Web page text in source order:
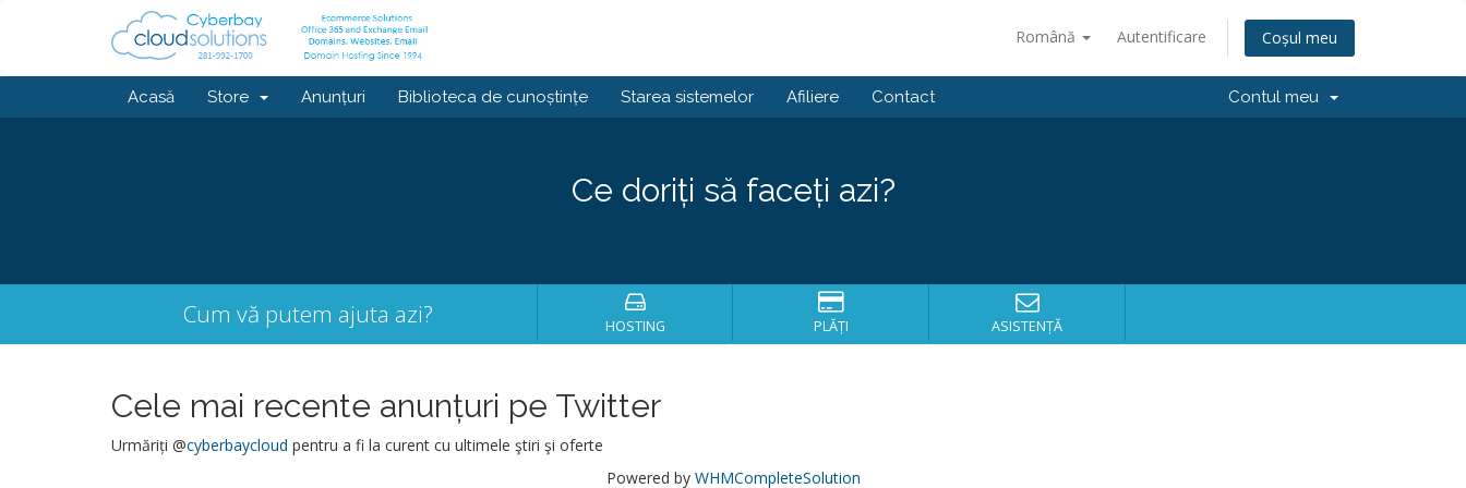
Română Autentificare Coșul meu
Acasă Store Anunțuri Biblioteca de cunoștințe Starea sistemelor Afiliere Contact Contul meu
Ce doriți să faceți azi?
Cum vă putem ajuta azi? HOSTING PLĂȚI ASISTENȚĂ
Cele mai recente anunțuri pe Twitter
Urmăriți @cyberbaycloud pentru a fi la curent cu ultimele ştiri şi oferte
Powered by WHMCompleteSolution